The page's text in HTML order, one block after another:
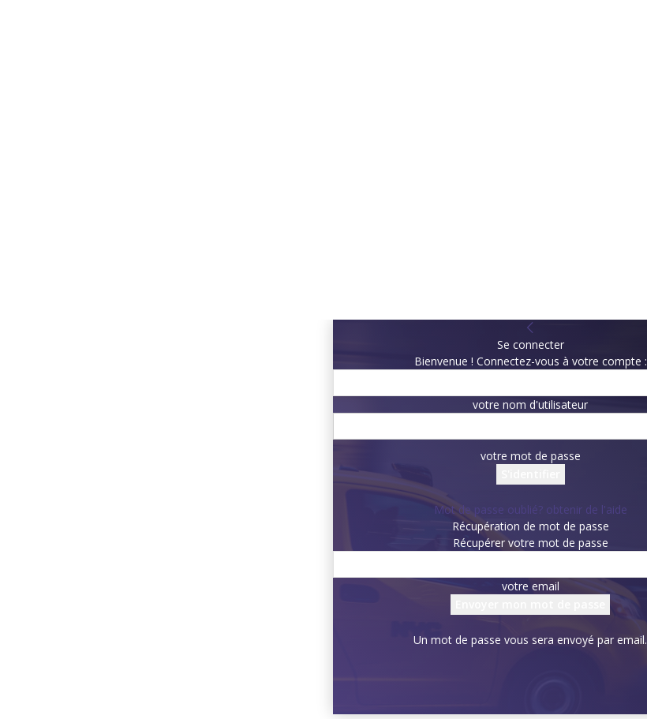
Se connecter
Bienvenue ! Connectez-vous à votre compte :
votre nom d'utilisateur
votre mot de passe
Mot de passe oublié? obtenir de l'aide
Récupération de mot de passe
Récupérer votre mot de passe
votre email
Un mot de passe vous sera envoyé par email.